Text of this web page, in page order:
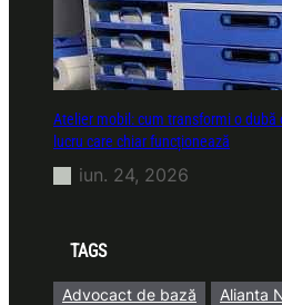
Atelier mobil: cum transformi o dubă
lucru care chiar funcționează
iun. 24, 2026
TAGS
Advocact de bază
Alianta